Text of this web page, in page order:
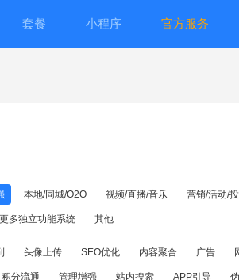
套餐 小程序 官方服务
本地/同城/O2O 视频/直播/音乐 营销/活动/
更多独立功能系统 其他
头像上传 SEO优化 内容聚合 广告
积分流通 管理增强 站内搜索 APP引导